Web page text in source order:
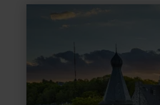
erfahren
Rott